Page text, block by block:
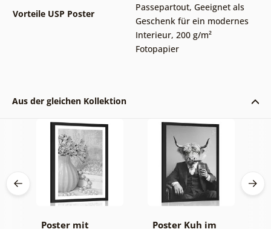
Vorteile USP Poster
Passepartout, Geeignet als
Geschenk für ein modernes
Interieur, 200 g/m²
Fotopapier
Aus der gleichen Kollektion
Poster mit
Poster Kuh im